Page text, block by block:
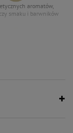
aromatów,
smaku i barwników